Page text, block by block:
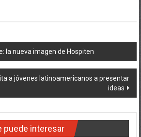
la nueva imagen de Hospiten
a jóvenes latinoamericanos a presentar
ideas
puede interesar